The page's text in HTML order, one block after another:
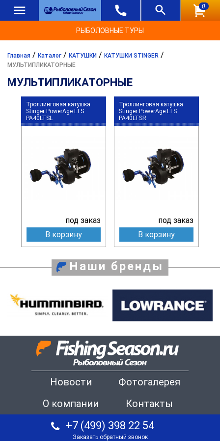
0
РЫБОЛОВНЫЕ ТУРЫ
Главная / Каталог / КАТУШКИ / КАТУШКИ STINGER /
МУЛЬТИПЛИКАТОРНЫЕ
МУЛЬТИПЛИКАТОРНЫЕ
Троллинговая катушка
Stinger PowerAge LTS
PA40LTSL
под заказ
В корзину
Троллинговая катушка
Stinger PowerAge LTS
PA40LTSR
под заказ
В корзину
Наши бренды
Новости
Фотогалерея
О компании
Контакты
+7 (499) 398 22 54
Заказать обратный звонок